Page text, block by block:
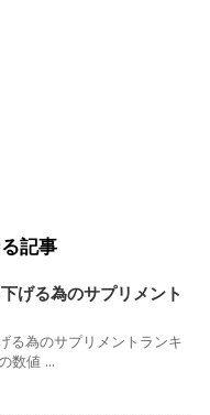
記事
げる為のサプリメント
る為のサプリメントランキ
数値 ...